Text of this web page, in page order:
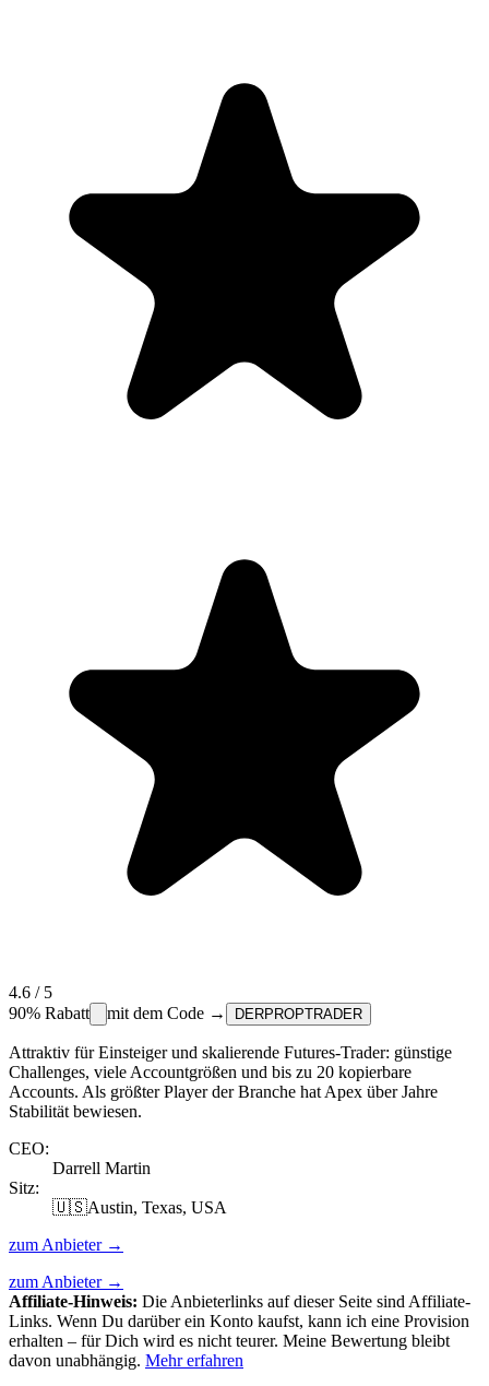
4.6 / 5
90% Rabatt mit dem Code → DERPROPTRADER
Attraktiv für Einsteiger und skalierende Futures-Trader: günstige
Challenges, viele Accountgrößen und bis zu 20 kopierbare
Accounts. Als größter Player der Branche hat Apex über Jahre
Stabilität bewiesen.
CEO:
Darrell Martin
Sitz:
🇺🇸Austin, Texas, USA
zum Anbieter →
zum Anbieter →
Affiliate-Hinweis: Die Anbieterlinks auf dieser Seite sind Affiliate-
Links. Wenn Du darüber ein Konto kaufst, kann ich eine Provision
erhalten – für Dich wird es nicht teurer. Meine Bewertung bleibt
davon unabhängig. Mehr erfahren